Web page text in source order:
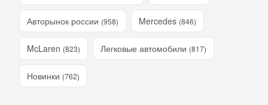
Авторынок россии (958) Mercedes (846)
McLaren (823) Легковые автомобили (817)
Новинки (762)